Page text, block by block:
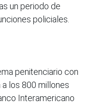
un periodo de
policiales.
penitenciario con
los 800 millones
Interamericano